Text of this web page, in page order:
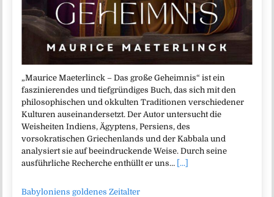
„Maurice Maeterlinck – Das große Geheimnis“ ist ein
faszinierendes und tiefgründiges Buch, das sich mit den
philosophischen und okkulten Traditionen verschiedener
Kulturen auseinandersetzt. Der Autor untersucht die
Weisheiten Indiens, Ägyptens, Persiens, des
vorsokratischen Griechenlands und der Kabbala und
analysiert sie auf beeindruckende Weise. Durch seine
ausführliche Recherche enthüllt er uns… [...]
Babyloniens goldenes Zeitalter